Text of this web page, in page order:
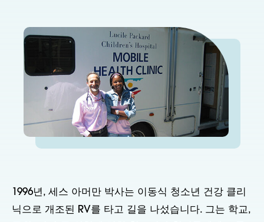
1996년, 세스 아머만 박사는 이동식 청소년 건강 클리
닉으로 개조된 RV를 타고 길을 나섰습니다. 그는 학교,